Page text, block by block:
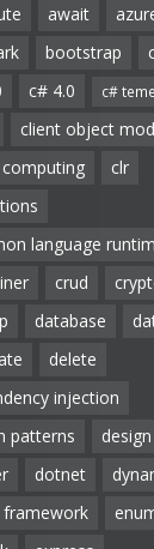
await
bootstrap
c# 4.0 c#
client object
clr
language
crud
database
delete
injection
patterns
dotnet
framework